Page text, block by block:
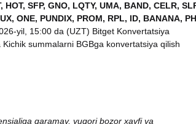
HOT, SFP, GNO, LQTY, UMA, BAND, CELR,
ONE, PUNDIX, PROM, RPL, ID, BANANA,
yil, 15:00 da (UZT) Bitget Konvertatsiya
summalarni BGBga konvertatsiya qilish
qaramay, yuqori bozor xavfi va